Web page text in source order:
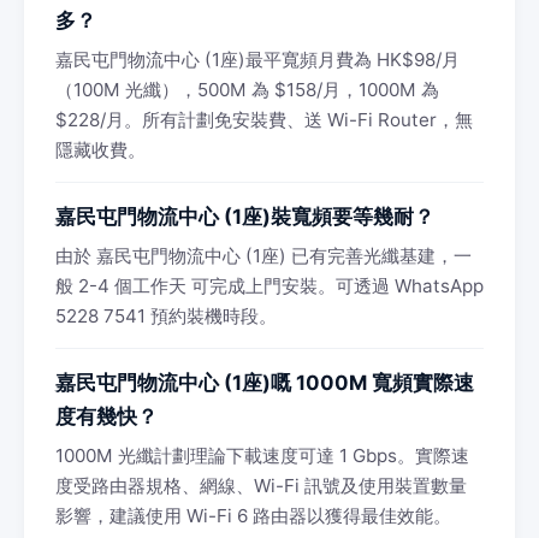
多？
嘉民屯門物流中心 (1座)最平寬頻月費為 HK$98/月
（100M 光纖），500M 為 $158/月，1000M 為
$228/月。所有計劃免安裝費、送 Wi-Fi Router，無
隱藏收費。
嘉民屯門物流中心 (1座)裝寬頻要等幾耐？
由於 嘉民屯門物流中心 (1座) 已有完善光纖基建，一
般 2-4 個工作天 可完成上門安裝。可透過 WhatsApp
5228 7541 預約裝機時段。
嘉民屯門物流中心 (1座)嘅 1000M 寬頻實際速
度有幾快？
1000M 光纖計劃理論下載速度可達 1 Gbps。實際速
度受路由器規格、網線、Wi-Fi 訊號及使用裝置數量
影響，建議使用 Wi-Fi 6 路由器以獲得最佳效能。